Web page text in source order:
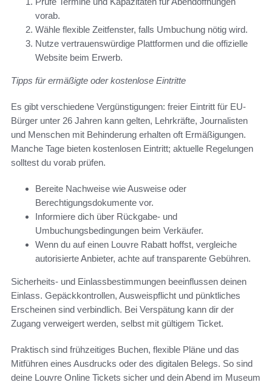
vorab.
Wähle flexible Zeitfenster, falls Umbuchung nötig wird.
Nutze vertrauenswürdige Plattformen und die offizielle
Website beim Erwerb.
Tipps für ermäßigte oder kostenlose Eintritte
Es gibt verschiedene Vergünstigungen: freier Eintritt für EU-
Bürger unter 26 Jahren kann gelten, Lehrkräfte, Journalisten
und Menschen mit Behinderung erhalten oft Ermäßigungen.
Manche Tage bieten kostenlosen Eintritt; aktuelle Regelungen
solltest du vorab prüfen.
Bereite Nachweise wie Ausweise oder
Berechtigungsdokumente vor.
Informiere dich über Rückgabe- und
Umbuchungsbedingungen beim Verkäufer.
Wenn du auf einen Louvre Rabatt hoffst, vergleiche
autorisierte Anbieter, achte auf transparente Gebühren.
Sicherheits- und Einlassbestimmungen beeinflussen deinen
Einlass. Gepäckkontrollen, Ausweispflicht und pünktliches
Erscheinen sind verbindlich. Bei Verspätung kann dir der
Zugang verweigert werden, selbst mit gültigem Ticket.
Praktisch sind frühzeitiges Buchen, flexible Pläne und das
Mitführen eines Ausdrucks oder des digitalen Belegs. So sind
deine Louvre Online Tickets sicher und dein Abend im Museum